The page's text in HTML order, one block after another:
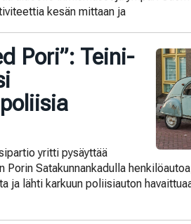
kesän mittaan ja
Pori”: Teini-
yritti pysäyttää
Porin Satakunnankadulla
ja lähti karkuun poliisiauton